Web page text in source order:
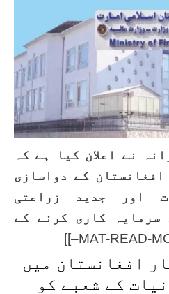
نے اعلان کیا ہے کہ
کے دواسازی
اور جدید زراعتی
سرمایہ کاری کرنے کے
افغانستان میں
کے شعبے کو